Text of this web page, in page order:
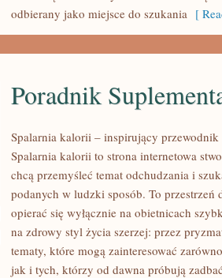
odbierany jako miejsce do szukania [
PORADNIK
SUPLEMENTACYJNY
Poradnik
Spalarnia kalorii – inspirujący
Spalarnia kalorii to strona internetowa
chcą przemyśleć temat odchudzania i
podanych w ludzki sposób. To
opierać się wyłącznie na obietnicach
na zdrowy styl życia szerzej: przez
tematy, które mogą zainteresować
jak i tych, którzy od dawna próbują